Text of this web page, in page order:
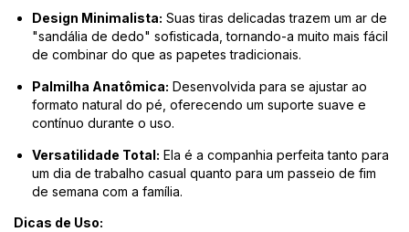
Design Minimalista: Suas tiras delicadas trazem um ar de
"sandália de dedo" sofisticada, tornando-a muito mais fácil
de combinar do que as papetes tradicionais.
Palmilha Anatômica: Desenvolvida para se ajustar ao
formato natural do pé, oferecendo um suporte suave e
contínuo durante o uso.
Versatilidade Total: Ela é a companhia perfeita tanto para
um dia de trabalho casual quanto para um passeio de fim
de semana com a família.
Dicas de Uso: